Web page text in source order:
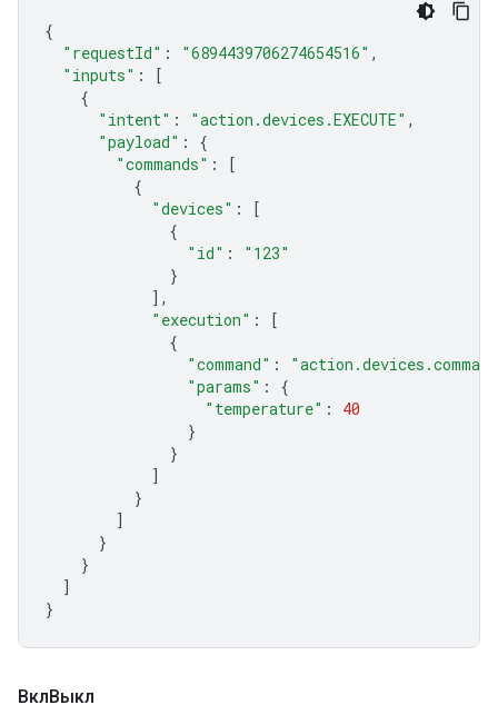
{
"requestId" : "6894439706274654516" ,
"inputs" :
[
{
"intent" : "action.devices.EXECUTE" ,
"payload" :
{
"commands" :
[
{
"devices" :
[
{
"id" :
"123"
}
],
"execution" :
[
{
"command" :
"params" :
{
"temperature" :
40
}
}
]
}
]
}
}
]
}
ВклВыкл